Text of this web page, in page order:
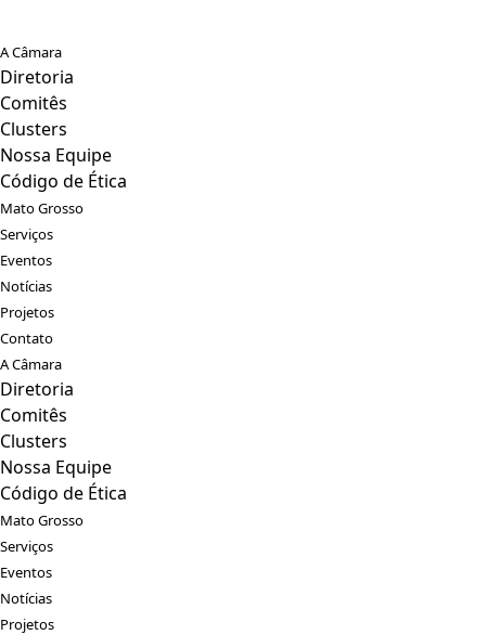
A Câmara
Diretoria
Comitês
Clusters
Nossa Equipe
Código de Ética
Mato Grosso
Serviços
Eventos
Notícias
Projetos
Contato
A Câmara
Diretoria
Comitês
Clusters
Nossa Equipe
Código de Ética
Mato Grosso
Serviços
Eventos
Notícias
Projetos